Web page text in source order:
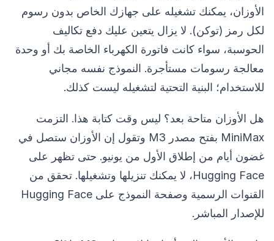
الأوزان، يمكنك تشغيله على جهازك الخاص بدون رسوم
لكل رمز (توكن). لا يزال يتعين عليك دفع تكاليف
الحوسبة، سواء كانت فاتورة الكهرباء الخاصة بك أو وحدة
معالجة رسومات مستأجرة. النموذج نفسه مجاني
للاستخدام؛ البنية التحتية لتشغيله ليست كذلك.
هل الأوزان متاحة بعد؟ ليس وقت كتابة هذا. التزمت
MiniMax بفتح مصدر M3 وتقول إن الأوزان ستصل في
غضون أيام من إطلاق الأول من يونيو. حتى تظهر على
Hugging Face، لا يمكنك تنزيلها وتشغيلها. تحقق من
القنوات الرسمية وصفحة النموذج على Hugging Face
للإصدار المباشر.